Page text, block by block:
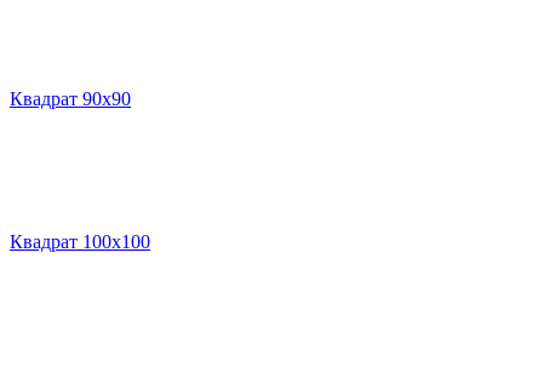
Квадрат 90х90
Квадрат 100х100